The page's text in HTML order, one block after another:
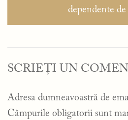
dependente
SCRIEȚI UN
Adresa dumneavoastră de
Câmpurile obligatorii sunt